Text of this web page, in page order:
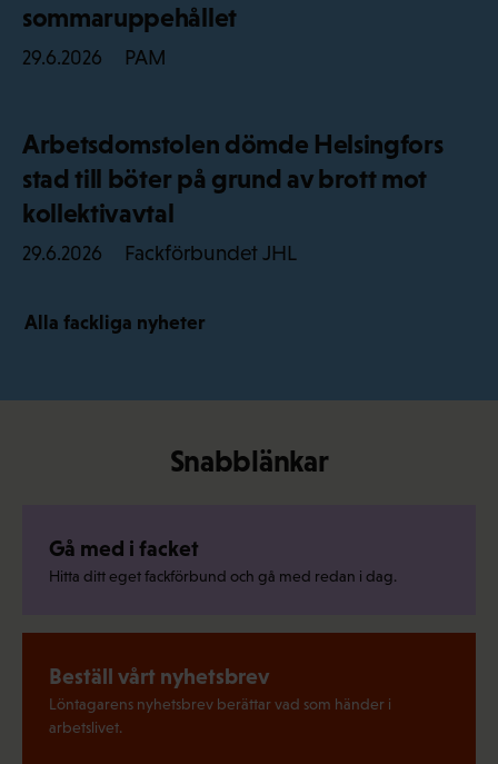
sommaruppehållet
29.6.2026 PAM
Arbetsdomstolen dömde Helsingfors
stad till böter på grund av brott mot
kollektivavtal
29.6.2026 Fackförbundet JHL
Alla fackliga nyheter
Snabblänkar
Gå med i facket
Hitta ditt eget fackförbund och gå med redan i dag.
Beställ vårt nyhetsbrev
Löntagarens nyhetsbrev berättar vad som händer i
arbetslivet.